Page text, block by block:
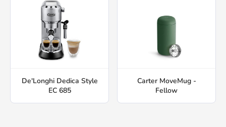
De'Longhi Dedica Style
EC 685
Carter MoveMug -
Fellow